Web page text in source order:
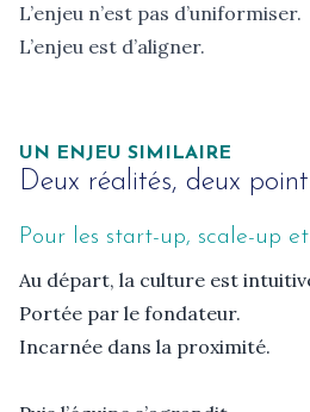
L’enjeu n’est pas d’uniformiser.
L’enjeu est d’aligner.
UN ENJEU SIMILAIRE
Deux réalités, deux
Pour les start-up, scale-up
Au départ, la culture est
Portée par le fondateur.
Incarnée dans la proximité.